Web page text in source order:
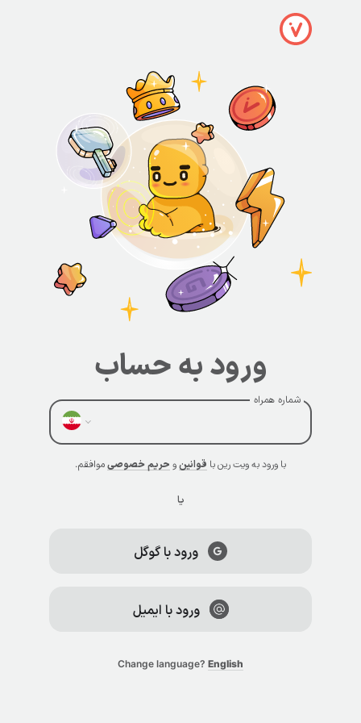
ورود به حساب
شماره همراه
با ورود به ویت رین با قوانین و حریم خصوصی موافقم.
یا
ورود با گوگل
ورود با ایمیل
Change language? English
ورود به ویت‌رین